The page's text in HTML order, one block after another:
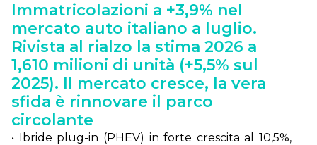
Immatricolazioni a +3,9% nel
mercato auto italiano a luglio.
Rivista al rialzo la stima 2026 a
1,610 milioni di unità (+5,5% sul
2025). Il mercato cresce, la vera
sfida è rinnovare il parco
circolante
• Ibri­de plug-in (PHEV) in for­te cre­sci­ta al 10,5%,